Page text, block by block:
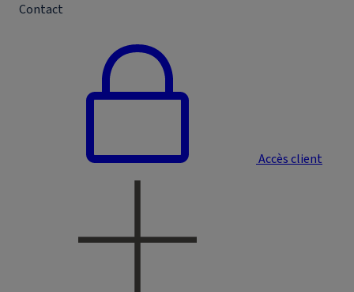
Contact
Accès client